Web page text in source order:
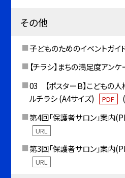
その他
子どものためのイベントガイ
【チラシ】まちの満足度アンケ
03 【ポスターＢ】こどもの
ルチラシ (A4サイズ)
PDF
第4回「保護者サロン」案内
URL
第3回「保護者サロン」案内
URL